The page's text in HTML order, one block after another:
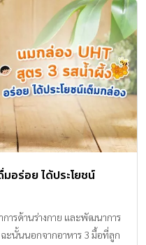
อร่อย ได้ประโยชน์
รด้านร่างกาย และพัฒนาการ
ฉะนั้นนอกจากอาหาร 3 มื้อที่ลูก